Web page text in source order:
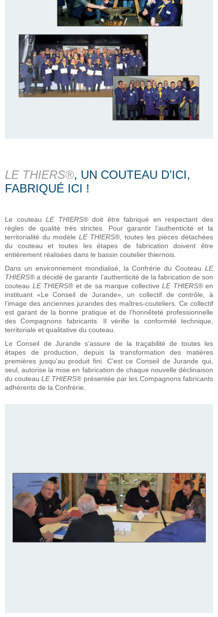
LE THIERS®, UN COUTEAU D’ICI,
FABRIQUÉ ICI !
Le couteauLE THIERS®doit être fabriqué en respectant des
règles de qualité très strictes. Pour garantir l’authenticité et la
territorialité du modèle LE THIERS®, toutes les pièces détachées
du couteau et toutes les étapes de fabrication doivent être
entièrement réalisées dans le bassin coutelier thiernois.
Dans un environnement mondialisé, la Confrérie du Couteau LE
THIERS®a décidé de garantir l’authenticité de la fabrication de son
couteau LE THIERS®et de sa marque collective LE THIERS®en
instituant «Le Conseil de Jurande», un collectif de contrôle, à
l’image des anciennes jurandes des maîtres-couteliers. Ce collectif
est garant de la bonne pratique et de l’honnêteté professionnelle
des Compagnons fabricants. Il vérifie la conformité technique,
territoriale et qualitative du couteau.
Le Conseil de Jurande s’assure de la traçabilité de toutes les
étapes de production, depuis la transformation des matières
premières jusqu’au produit fini. C’est ce Conseil de Jurande qui,
seul, autorise la mise en fabrication de chaque nouvelle déclinaison
du couteauLE THIERS®présentée par les Compagnons fabricants
adhérents de la Confrérie.